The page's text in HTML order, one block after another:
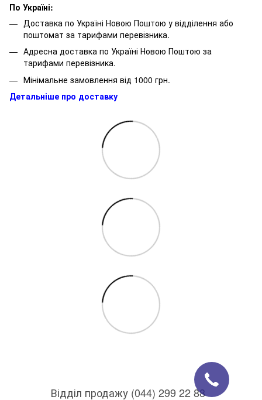
По Україні:
Доставка по Україні Новою Поштою у відділення або
поштомат за тарифами перевізника.
Адресна доставка по Україні Новою Поштою за
тарифами перевізника.
Мінімальне замовлення від 1000 грн.
Детальніше про доставку
Відділ продажу (044) 299 22 88